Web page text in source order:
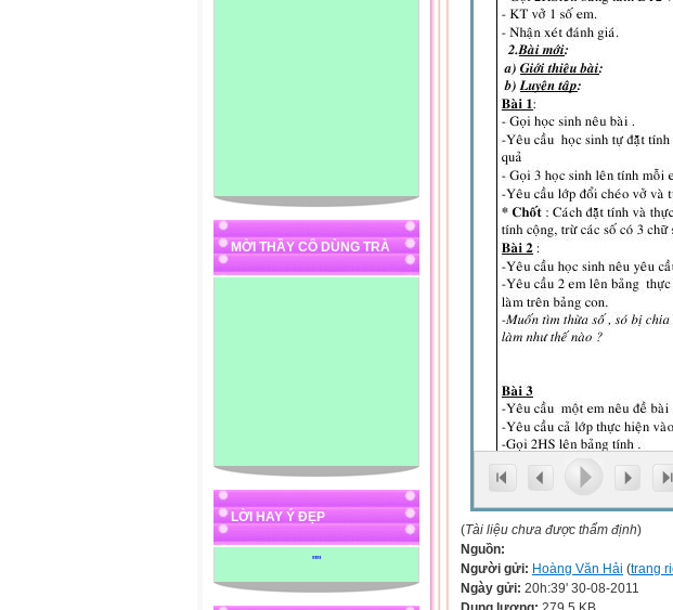
MỜI THẦY CÔ DÙNG TRÀ
LỜI HAY Ý ĐẸP
""
(Tài liệu chưa được thẩm định)
Nguồn:
Người gửi: Hoàng Văn Hải (trang
Ngày gửi: 20h:39' 30-08-2011